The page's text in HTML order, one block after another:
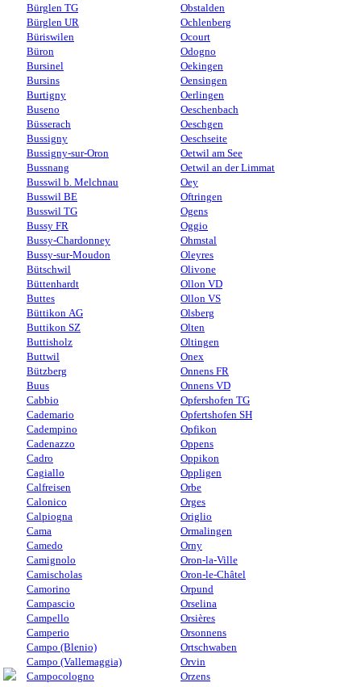
Bürglen TG
Bürglen UR
Büriswilen
Büron
Bursinel
Bursins
Burtigny
Buseno
Büsserach
Bussigny
Bussigny-sur-Oron
Bussnang
Busswil b. Melchnau
Busswil BE
Busswil TG
Bussy FR
Bussy-Chardonney
Bussy-sur-Moudon
Bütschwil
Büttenhardt
Buttes
Büttikon AG
Buttikon SZ
Buttisholz
Buttwil
Bützberg
Buus
Cabbio
Cademario
Cadempino
Cadenazzo
Cadro
Cagiallo
Calfreisen
Calonico
Calpiogna
Cama
Camedo
Camignolo
Camischolas
Camorino
Campascio
Campello
Camperio
Campo (Blenio)
Campo (Vallemaggia)
Campocologno
Obstalden
Ochlenberg
Ocourt
Odogno
Oekingen
Oensingen
Oerlingen
Oeschenbach
Oeschgen
Oeschseite
Oetwil am See
Oetwil an der Limmat
Oey
Oftringen
Ogens
Oggio
Ohmstal
Oleyres
Olivone
Ollon VD
Ollon VS
Olsberg
Olten
Oltingen
Onex
Onnens FR
Onnens VD
Opfershofen TG
Opfertshofen SH
Opfikon
Oppens
Oppikon
Oppligen
Orbe
Orges
Origlio
Ormalingen
Orny
Oron-la-Ville
Oron-le-Châtel
Orpund
Orselina
Orsières
Orsonnens
Ortschwaben
Orvin
Orzens